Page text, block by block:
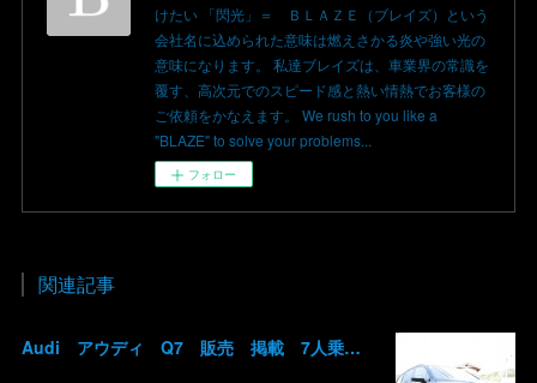
けたい 「閃光」＝ ＢＬＡＺＥ（ブレイズ）という
会社名に込められた意味は燃えさかる炎や強い光の
意味になります。 私達ブレイズは、車業界の常識を
覆す、高次元でのスピード感と熱い情熱でお客様の
ご依頼をかなえます。 We rush to you like a
"BLAZE" to solve your problems...
フォロー
関連記事
Audi アウディ Q7 販売 掲載 7人乗り リアモニター サンルーフ 車検整備2年付き 群馬 高崎